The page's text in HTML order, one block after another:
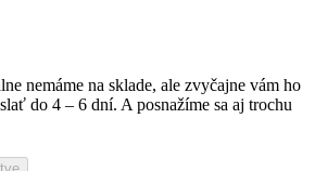
nemáme na sklade, ale zvyčajne vám ho
do 4 – 6 dní. A posnažíme sa aj trochu